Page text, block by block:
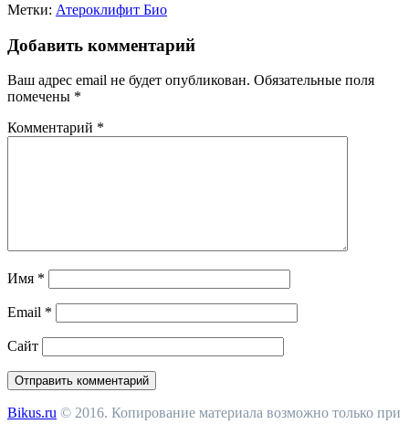
Метки: Атероклифит Био
Добавить комментарий
Ваш адрес email не будет опубликован. Обязательные поля
помечены *
Комментарий *
Имя *
Email *
Сайт
Bikus.ru © 2016. Копирование материала возможно только при